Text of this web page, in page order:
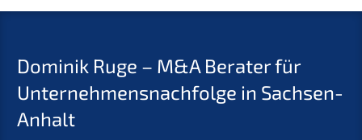
Dominik Ruge – M&A Berater für
Unternehmensnachfolge in Sachsen-
Anhalt